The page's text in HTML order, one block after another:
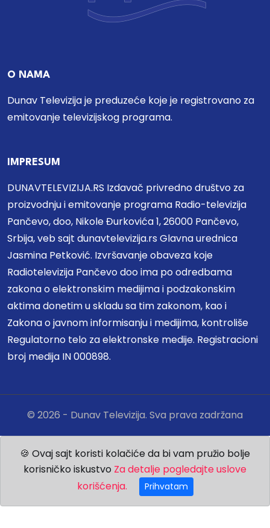
O NAMA
Dunav Televizija je preduzeće koje je registrovano za
emitovanje televizijskog programa.
IMPRESUM
DUNAVTELEVIZIJA.RS Izdavač privredno društvo za
proizvodnju i emitovanje programa Radio-televizija
Pančevo, doo, Nikole Đurkovića 1, 26000 Pančevo,
Srbija, veb sajt dunavtelevizija.rs Glavna urednica
Jasmina Petković. Izvršavanje obaveza koje
Radiotelevizija Pančevo doo ima po odredbama
zakona o elektronskim medijima i podzakonskim
aktima donetim u skladu sa tim zakonom, kao i
Zakona o javnom informisanju i medijima, kontroliše
Regulatorno telo za elektronske medije. Registracioni
broj medija IN 000898.
© 2026 - Dunav Televizija. Sva prava zadržana
🍪 Ovaj sajt koristi kolačiće da bi vam pružio bolje
korisničko iskustvo Za detalje pogledajte uslove
korišćenja.
Prihvatam